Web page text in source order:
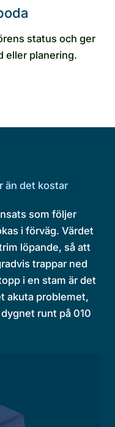
status och ger
eller planering.
än det kostar
som följer
i förväg. Värdet
löpande, så att
trappar ned
i en stam är det
akuta problemet,
runt på 010